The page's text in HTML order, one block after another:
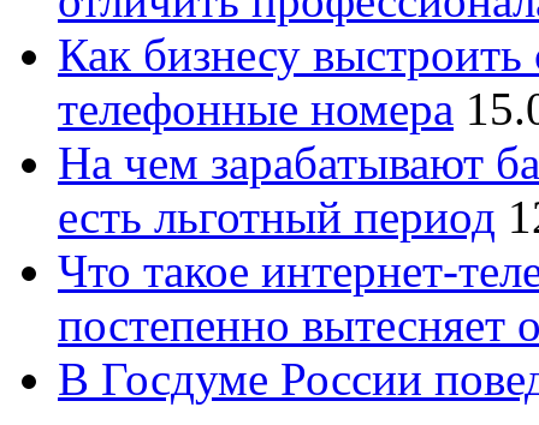
Как бизнесу
телефонные номера
На чем зарабатывают
есть льготный период
Что такое интернет-
постепенно вытесняет
В Госдуме России